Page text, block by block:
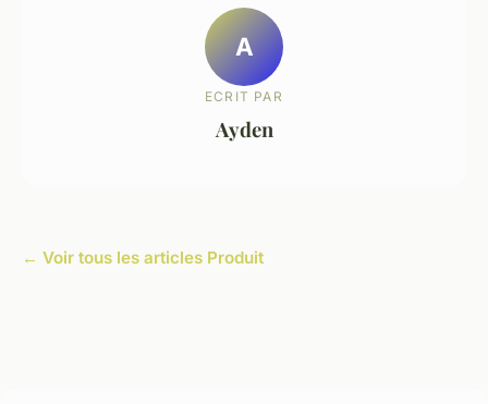
A
ECRIT PAR
Ayden
← Voir tous les articles Produit